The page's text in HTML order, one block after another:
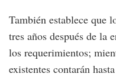
También establece que
tres años después de la
los requerimientos;
existentes contarán